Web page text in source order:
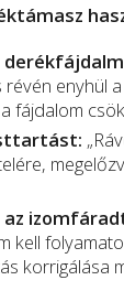
révén enyhül
fájdalom
kell
korrigálása